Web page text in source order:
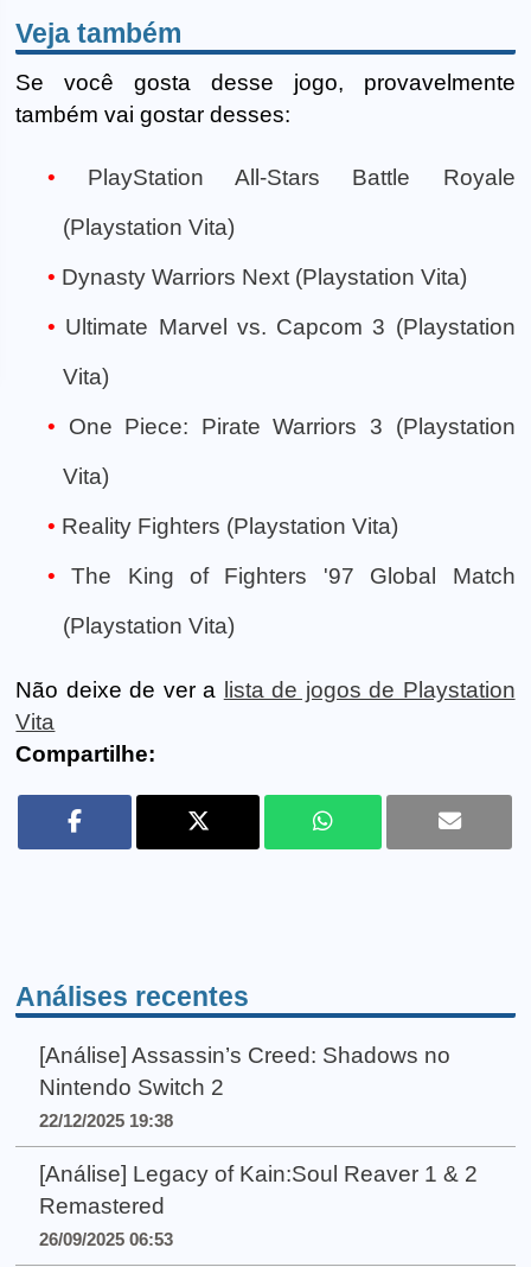
Veja também
Se você gosta desse jogo, provavelmente
também vai gostar desses:
PlayStation All-Stars Battle Royale
(Playstation Vita)
Dynasty Warriors Next (Playstation Vita)
Ultimate Marvel vs. Capcom 3 (Playstation
Vita)
One Piece: Pirate Warriors 3 (Playstation
Vita)
Reality Fighters (Playstation Vita)
The King of Fighters '97 Global Match
(Playstation Vita)
Não deixe de ver a lista de jogos de Playstation
Vita
Compartilhe:
Análises recentes
[Análise] Assassin’s Creed: Shadows no
Nintendo Switch 2
22/12/2025 19:38
[Análise] Legacy of Kain:Soul Reaver 1 & 2
Remastered
26/09/2025 06:53